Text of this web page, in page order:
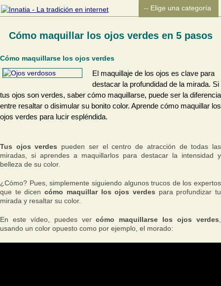
Cómo maquillar los ojos verdes en 5 pasos
Cómo maquillarse los ojos verdes
El maquillaje de los ojos es clave para
destacar la profundidad de la mirada. Si
tus ojos son verdes, saber cómo maquillarse, puede ser la diferencia
entre resaltar o disimular su bonito color. Aprende cómo maquillar los
ojos verdes para lucir espléndida.
Tus ojos verdes pueden ser el centro de atracción de todas las
miradas, si aprendes a maquillarlos para destacar la intensidad y
belleza de su color.
¿Cómo? Pues, simplemente siguiendo algunos trucos de los expertos
que te dicencómo maquillar los ojos verdes para profundizar tu
mirada y resaltar su color.
En este vídeo, puedes vercómo maquillarse los ojos verdes
usando un color opuesto como por ejemplo, el morado: